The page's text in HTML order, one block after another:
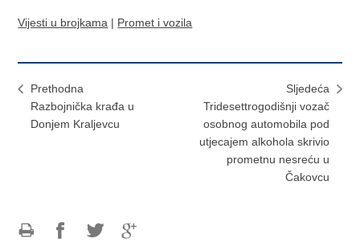
Vijesti u brojkama | Promet i vozila
Prethodna
Razbojnička krađa u
Donjem Kraljevcu
Sljedeća
Tridesettrogodišnji vozač
osobnog automobila pod
utjecajem alkohola skrivio
prometnu nesreću u
Čakovcu